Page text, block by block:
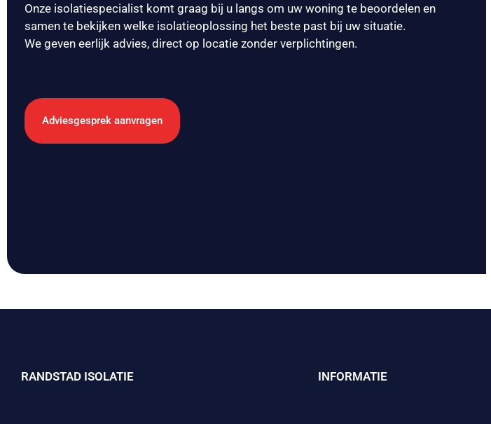
Onze isolatiespecialist komt graag bij u langs om uw woning te beoordelen en
samen te bekijken welke isolatieoplossing het beste past bij uw situatie.
We geven eerlijk advies, direct op locatie zonder verplichtingen.
Adviesgesprek aanvragen
RANDSTAD ISOLATIE INFORMATIE